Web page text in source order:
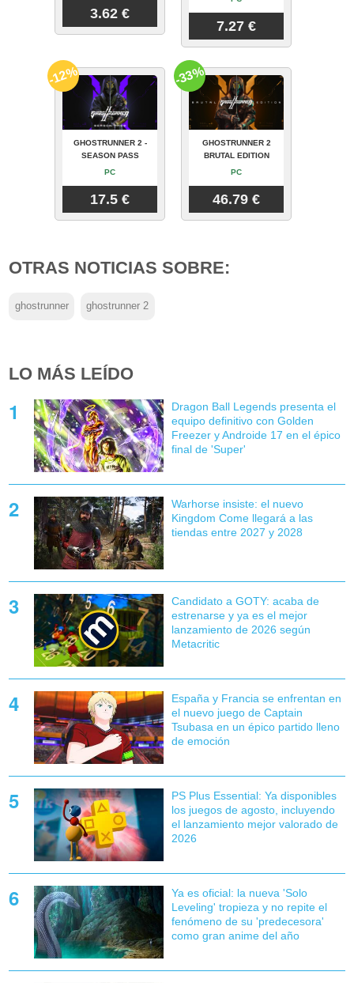
3.62 €
7.27 €
GHOSTRUNNER 2 -
SEASON PASS
PC
17.5 €
-12%
GHOSTRUNNER 2
BRUTAL EDITION
PC
46.79 €
-33%
OTRAS NOTICIAS SOBRE:
ghostrunner ghostrunner 2
LO MÁS LEÍDO
Dragon Ball Legends presenta el
equipo definitivo con Golden
Freezer y Androide 17 en el épico
final de 'Super'
Warhorse insiste: el nuevo
Kingdom Come llegará a las
tiendas entre 2027 y 2028
Candidato a GOTY: acaba de
estrenarse y ya es el mejor
lanzamiento de 2026 según
Metacritic
España y Francia se enfrentan en
el nuevo juego de Captain
Tsubasa en un épico partido lleno
de emoción
PS Plus Essential: Ya disponibles
los juegos de agosto, incluyendo
el lanzamiento mejor valorado de
2026
Ya es oficial: la nueva 'Solo
Leveling' tropieza y no repite el
fenómeno de su 'predecesora'
como gran anime del año